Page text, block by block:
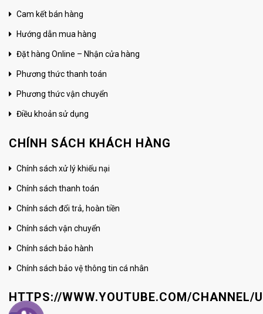
Cam kết bán hàng
Hướng dẫn mua hàng
Đặt hàng Online – Nhận cửa hàng
Phương thức thanh toán
Phương thức vận chuyển
Điều khoản sử dụng
CHÍNH SÁCH KHÁCH HÀNG
Chính sách xử lý khiếu nại
Chính sách thanh toán
Chính sách đổi trả, hoàn tiền
Chính sách vận chuyển
Chính sách bảo hành
Chính sách bảo vệ thông tin cá nhân
HTTPS://WWW.YOUTUBE.COM/CHANNEL/